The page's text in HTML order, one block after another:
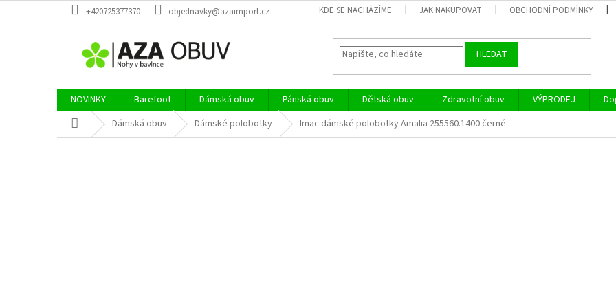
na
+420725377370 objednavky@azaimport.cz KDE SE NACHÁZÍME JAK NAKUPOVAT OBCHODNÍ PODMÍNKY
HLEDAT
NOVINKY Barefoot Dámská obuv Pánská obuv Dětská obuv Zdravotní obuv VÝPRODEJ
Domů Dámská obuv Dámské polobotky Imac dámské polobotky Amalia 255560.1400 černé